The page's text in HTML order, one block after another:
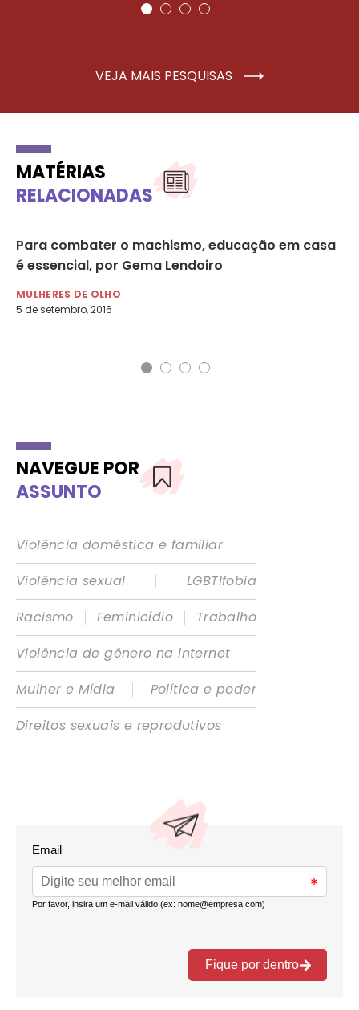
VEJA MAIS PESQUISAS
MATÉRIAS
RELACIONADAS
Para combater o machismo, educação em casa
é essencial, por Gema Lendoiro
MULHERES DE OLHO
5 de setembro, 2016
NAVEGUE POR
ASSUNTO
Violência doméstica e familiar
Violência sexual
|
LGBTIfobia
Racismo
| Feminicídio |
Trabalho
Violência de gênero na internet
Mulher e Mídia
|
Política e poder
Direitos sexuais e reprodutivos